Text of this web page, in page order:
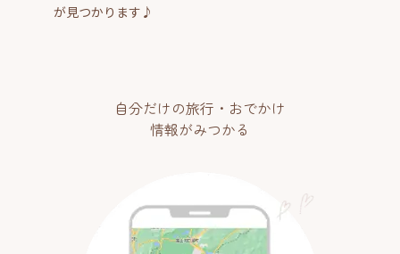
が見つかります♪
自分だけの旅行・おでかけ
情報がみつかる